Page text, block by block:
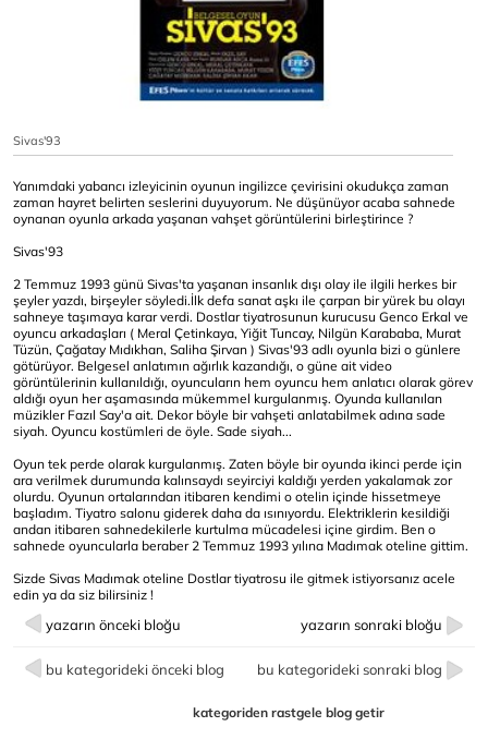
Sivas'93
Yanımdaki yabancı izleyicinin oyunun ingilizce çevirisini okudukça zaman
zaman hayret belirten seslerini duyuyorum. Ne düşünüyor acaba sahnede
oynanan oyunla arkada yaşanan vahşet görüntülerini birleştirince ?
Sivas'93
2 Temmuz 1993 günü Sivas'ta yaşanan insanlık dışı olay ile ilgili herkes bir
şeyler yazdı, birşeyler söyledi.İlk defa sanat aşkı ile çarpan bir yürek bu olayı
sahneye taşımaya karar verdi. Dostlar tiyatrosunun kurucusu Genco Erkal ve
oyuncu arkadaşları ( Meral Çetinkaya, Yiğit Tuncay, Nilgün Karababa, Murat
Tüzün, Çağatay Mıdıkhan, Saliha Şirvan ) Sivas'93 adlı oyunla bizi o günlere
götürüyor. Belgesel anlatımın ağırlık kazandığı, o güne ait video
görüntülerinin kullanıldığı, oyuncuların hem oyuncu hem anlatıcı olarak görev
aldığı oyun her aşamasında mükemmel kurgulanmış. Oyunda kullanılan
müzikler Fazıl Say'a ait. Dekor böyle bir vahşeti anlatabilmek adına sade
siyah. Oyuncu kostümleri de öyle. Sade siyah...
Oyun tek perde olarak kurgulanmış. Zaten böyle bir oyunda ikinci perde için
ara verilmek durumunda kalınsaydı seyirciyi kaldığı yerden yakalamak zor
olurdu. Oyunun ortalarından itibaren kendimi o otelin içinde hissetmeye
başladım. Tiyatro salonu giderek daha da ısınıyordu. Elektriklerin kesildiği
andan itibaren sahnedekilerle kurtulma mücadelesi içine girdim. Ben o
sahnede oyuncularla beraber 2 Temmuz 1993 yılına Madımak oteline gittim.
Sizde Sivas Madımak oteline Dostlar tiyatrosu ile gitmek istiyorsanız acele
edin ya da siz bilirsiniz !
yazarın önceki bloğu yazarın sonraki bloğu
bu kategorideki önceki blog bu kategorideki sonraki blog
kategoriden rastgele blog getir